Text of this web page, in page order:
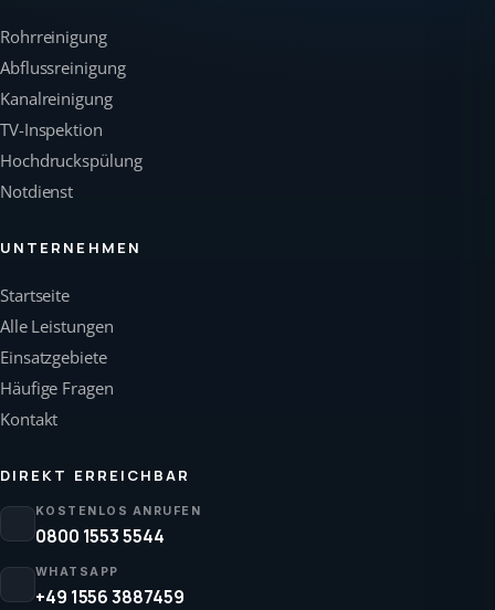
Rohrreinigung
Abflussreinigung
Kanalreinigung
TV-Inspektion
Hochdruckspülung
Notdienst
UNTERNEHMEN
Startseite
Alle Leistungen
Einsatzgebiete
Häufige Fragen
Kontakt
DIREKT ERREICHBAR
KOSTENLOS ANRUFEN
0800 1553 5544
WHATSAPP
+49 1556 3887459